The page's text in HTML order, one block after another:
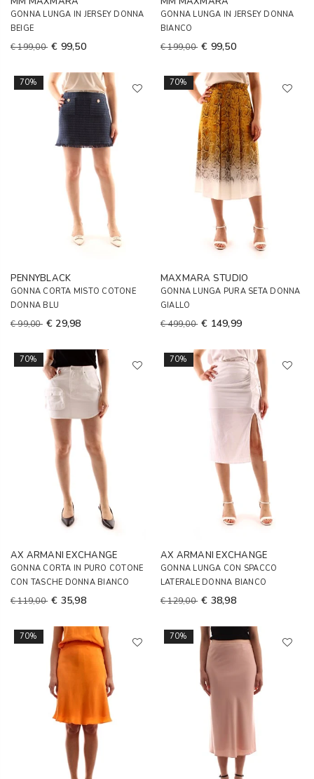
GONNA LUNGA IN JERSEY DONNA
BEIGE
€ 199,00 € 99,50
GONNA LUNGA IN JERSEY DONNA
BIANCO
€ 199,00 € 99,50
70%
PENNYBLACK
GONNA CORTA MISTO COTONE
DONNA BLU
€ 99,00 € 29,98
70%
MAXMARA STUDIO
GONNA LUNGA PURA SETA DONNA
GIALLO
€ 499,00 € 149,99
70%
AX ARMANI EXCHANGE
GONNA CORTA IN PURO COTONE
CON TASCHE DONNA BIANCO
€ 119,00 € 35,98
70%
AX ARMANI EXCHANGE
GONNA LUNGA CON SPACCO
LATERALE DONNA BIANCO
€ 129,00 € 38,98
70% 70%